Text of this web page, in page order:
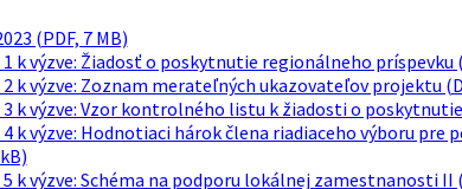
(PDF, 7 MB)
k výzve: Žiadosť o poskytnutie regionálneho príspevku
k výzve: Zoznam merateľných ukazovateľov projektu
k výzve: Vzor kontrolného listu k žiadosti o
4 k výzve: Hodnotiaci hárok člena riadiaceho výboru
k výzve: Schéma na podporu lokálnej zamestnanosti